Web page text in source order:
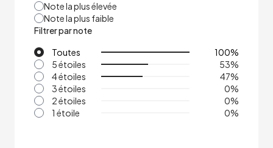
Note la plus élevée
Note la plus faible
Filtrer par note
Toutes
100%
5 étoiles
53%
4 étoiles
47%
3 étoiles
0%
2 étoiles
0%
1 étoile
0%